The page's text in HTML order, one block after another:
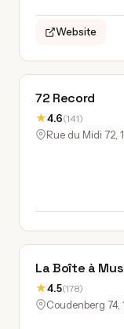
Website
72 Record
★4.6(141)
Rue du Midi 72,
La Boîte à
★4.5(178)
Coudenberg